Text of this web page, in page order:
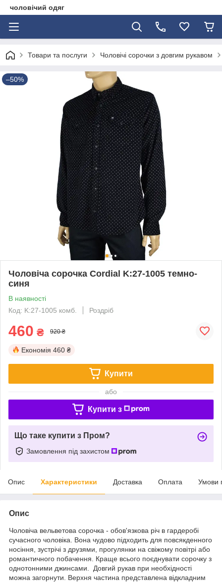
чоловічий одяг
Товари та послуги Чоловічі сорочки з довгим рукавом
–50%
Чоловіча сорочка Cordial K:27-1005 темно-
синя
В наявності
Код: K:27-1005 комб.
Роздріб
460 ₴ 920 ₴
Економія 460 ₴
Купити
або
Купити з
Що таке купити з Пром?
Замовлення під захистом
Опис Характеристики Доставка Оплата Умови
Опис
Чоловіча вельветова сорочка - обов'язкова річ в гардеробі
сучасного чоловіка. Вона чудово підходить для повсякденного
носіння, зустрічі з друзями, прогулянки на свіжому повітрі або
романтичного побачення. Краще всього поєднувати сорочку з
однотонними джинсами. Довгий рукав при необхідності
можна загорнути. Верхня частина представлена відкладним